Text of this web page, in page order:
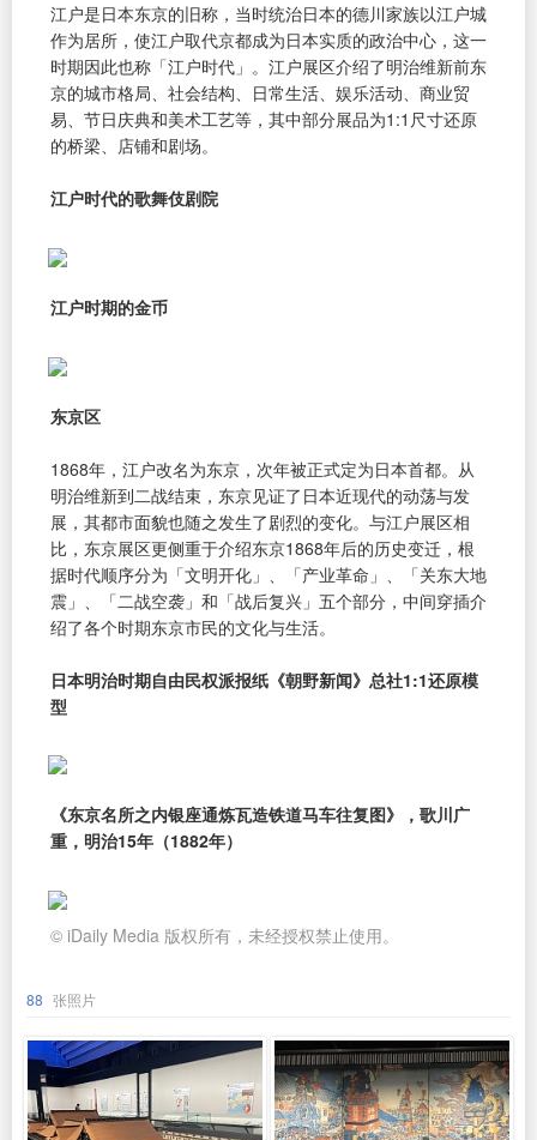
江户是日本东京的旧称，当时统治日本的德川家族以江户城
作为居所，使江户取代京都成为日本实质的政治中心，这一
时期因此也称「江户时代」。江户展区介绍了明治维新前东
京的城市格局、社会结构、日常生活、娱乐活动、商业贸
易、节日庆典和美术工艺等，其中部分展品为1:1尺寸还原
的桥梁、店铺和剧场。
江户时代的歌舞伎剧院
江户时期的金币
东京区
1868年，江户改名为东京，次年被正式定为日本首都。从
明治维新到二战结束，东京见证了日本近现代的动荡与发
展，其都市面貌也随之发生了剧烈的变化。与江户展区相
比，东京展区更侧重于介绍东京1868年后的历史变迁，根
据时代顺序分为「文明开化」、「产业革命」、「关东大地
震」、「二战空袭」和「战后复兴」五个部分，中间穿插介
绍了各个时期东京市民的文化与生活。
日本明治时期自由民权派报纸《朝野新闻》总社1:1还原模
型
《东京名所之内银座通炼瓦造铁道马车往复图》，歌川广
重，明治15年（1882年）
© iDaily Media 版权所有，未经授权禁止使用。
88 张照片